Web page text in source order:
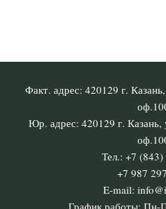
Факт. адрес: 420129 г.
Юр. адрес: 420129 г. Казань,
Тел.: +7
+7 987
E-mail: